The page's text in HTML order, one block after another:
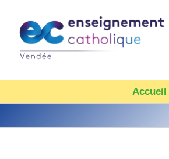
contenu
Accueil